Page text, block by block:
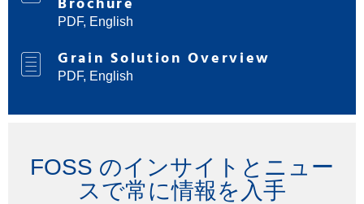
PDF, English
Grain Solution Overview
PDF, English
FOSS のインサイトとニュー
スで常に情報を入手